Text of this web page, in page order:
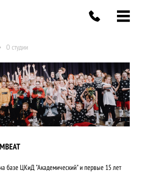
О студии
базе ЦКиД "Академический" и первые 15 лет